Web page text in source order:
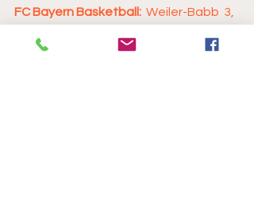
FC Bayern Basketball:
  Weiler-Babb  3,
Obiesie, Jaramaz 16 (4 Assists),